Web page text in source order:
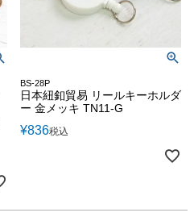
BS-28P
日本紐釦貿易 リールキーホルダ
ー 金メッキ TN11-G
¥836税込